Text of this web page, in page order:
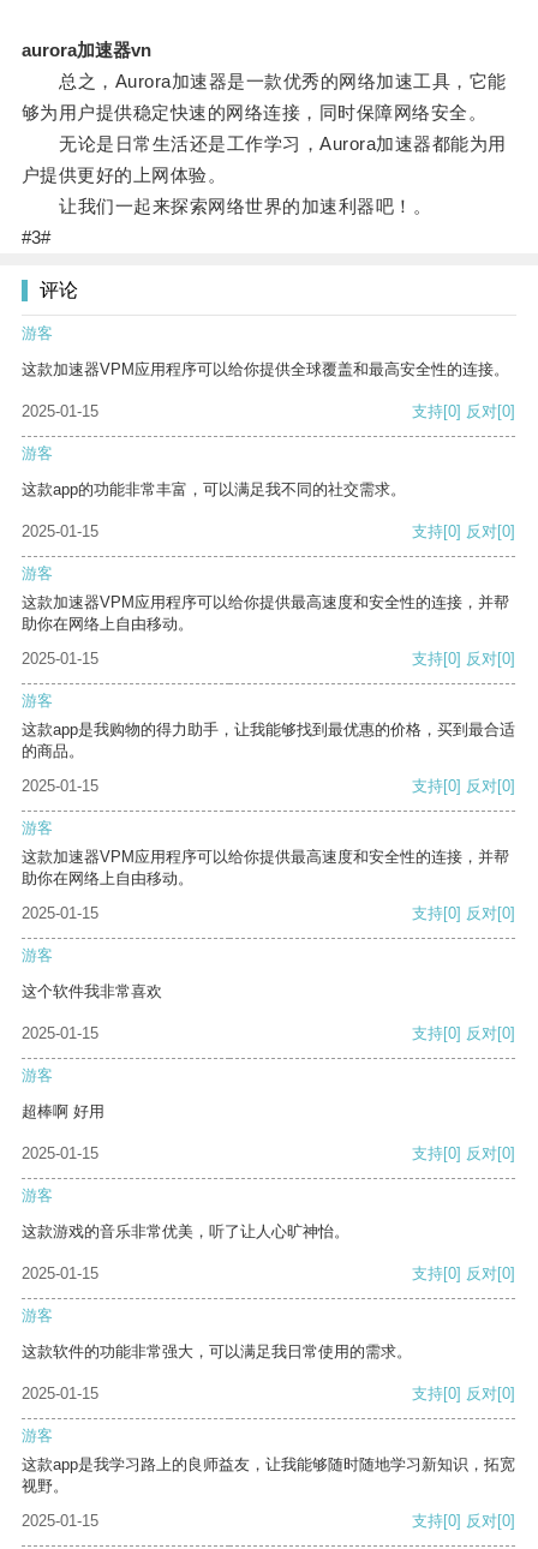
aurora加速器vn
总之，Aurora加速器是一款优秀的网络加速工具，它能
够为用户提供稳定快速的网络连接，同时保障网络安全。
无论是日常生活还是工作学习，Aurora加速器都能为用
户提供更好的上网体验。
让我们一起来探索网络世界的加速利器吧！。
#3#
评论
游客
这款加速器VPM应用程序可以给你提供全球覆盖和最高安全性的连接。
2025-01-15 支持[0] 反对[0]
游客
这款app的功能非常丰富，可以满足我不同的社交需求。
2025-01-15 支持[0] 反对[0]
游客
这款加速器VPM应用程序可以给你提供最高速度和安全性的连接，并帮
助你在网络上自由移动。
2025-01-15
支持[0] 反对[0]
游客
这款app是我购物的得力助手，让我能够找到最优惠的价格，买到最合适
的商品。
2025-01-15
支持[0] 反对[0]
游客
这款加速器VPM应用程序可以给你提供最高速度和安全性的连接，并帮
助你在网络上自由移动。
2025-01-15
支持[0] 反对[0]
游客
这个软件我非常喜欢
2025-01-15 支持[0] 反对[0]
游客
超棒啊 好用
2025-01-15 支持[0] 反对[0]
游客
这款游戏的音乐非常优美，听了让人心旷神怡。
2025-01-15 支持[0] 反对[0]
游客
这款软件的功能非常强大，可以满足我日常使用的需求。
2025-01-15 支持[0] 反对[0]
游客
这款app是我学习路上的良师益友，让我能够随时随地学习新知识，拓宽
视野。
2025-01-15
支持[0] 反对[0]